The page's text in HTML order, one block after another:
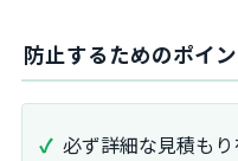
防止するためのポイ
必ず詳細な見積も